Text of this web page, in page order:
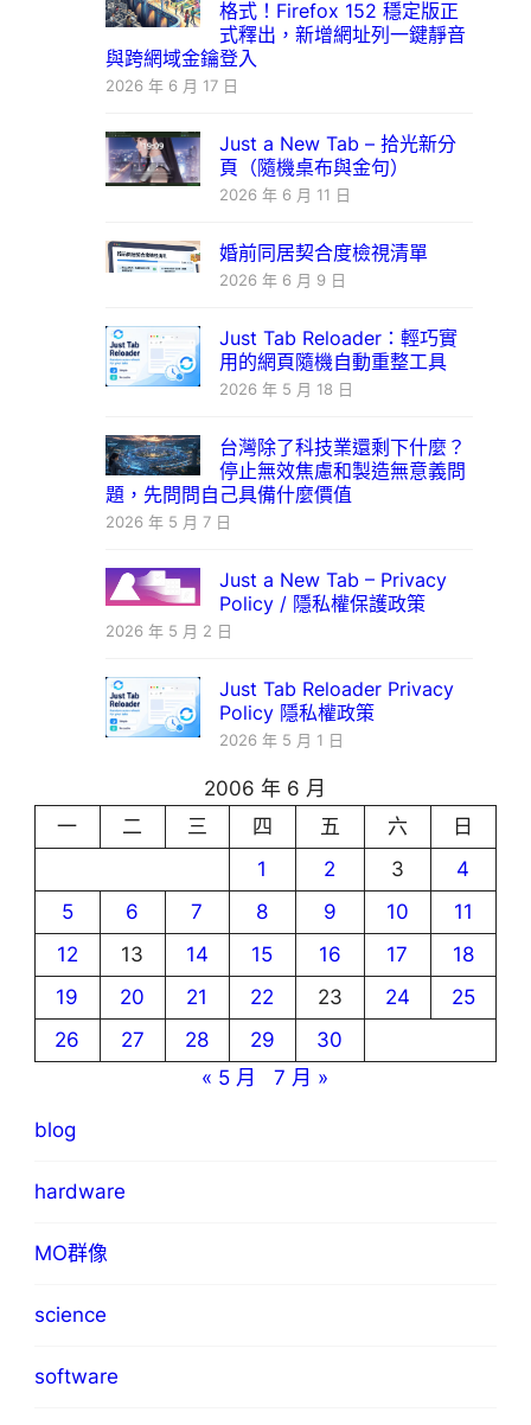
格式！Firefox 152 穩定版正
式釋出，新增網址列一鍵靜音
與跨網域金鑰登入
2026 年 6 月 17 日
Just a New Tab – 拾光新分
頁（隨機桌布與金句）
2026 年 6 月 11 日
婚前同居契合度檢視清單
2026 年 6 月 9 日
Just Tab Reloader：輕巧實
用的網頁隨機自動重整工具
2026 年 5 月 18 日
台灣除了科技業還剩下什麼？
停止無效焦慮和製造無意義問
題，先問問自己具備什麼價值
2026 年 5 月 7 日
Just a New Tab – Privacy
Policy / 隱私權保護政策
2026 年 5 月 2 日
Just Tab Reloader Privacy
Policy 隱私權政策
2026 年 5 月 1 日
2006 年 6 月
一
二 三 四 五 六
日
1
2 3
4
5
6 7 8 9 10
11
12
13 14 15 16 17
18
19
20 21 22 23 24
25
26
27 28 29
30
« 5 月
7 月 »
blog
hardware
MO群像
science
software